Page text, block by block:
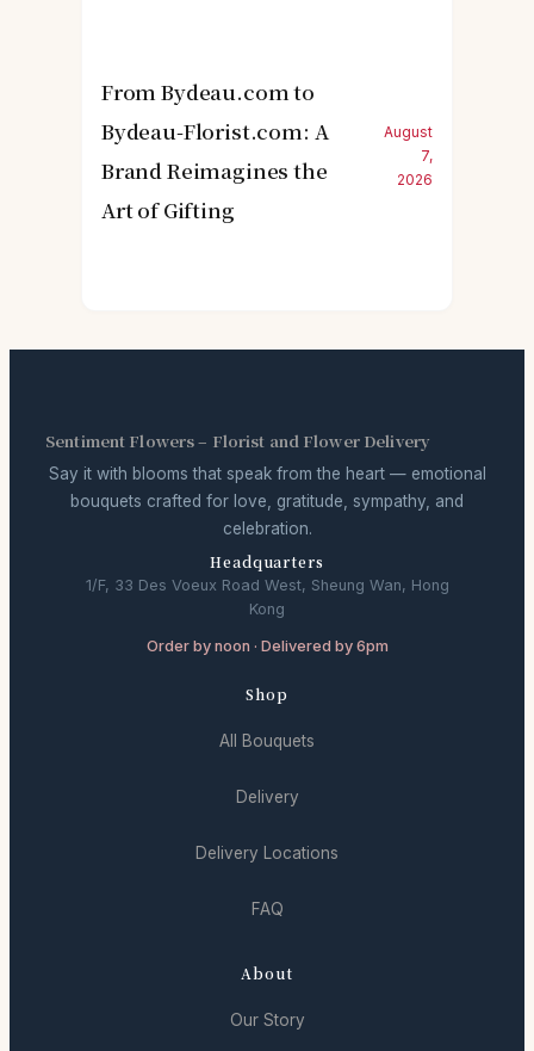
From Bydeau.com to
Bydeau-Florist.com: A
Brand Reimagines the
Art of Gifting
August
7,
2026
Sentiment Flowers – Florist and Flower Delivery
Say it with blooms that speak from the heart — emotional
bouquets crafted for love, gratitude, sympathy, and
celebration.
Headquarters
1/F, 33 Des Voeux Road West, Sheung Wan, Hong
Kong
Order by noon · Delivered by 6pm
Shop
All Bouquets
Delivery
Delivery Locations
FAQ
About
Our Story